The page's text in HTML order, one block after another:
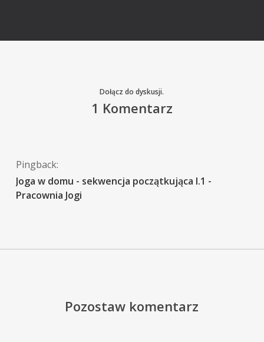
Dołącz do dyskusji.
1 Komentarz
Pingback:
Joga w domu - sekwencja początkująca I.1 -
Pracownia Jogi
Pozostaw komentarz